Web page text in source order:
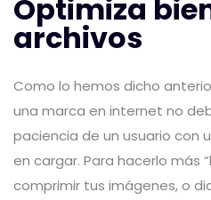
Optimiza
archivos
Como lo hemos dicho
una marca en internet no
paciencia de un usuario con
en cargar. Para hacerlo más
comprimir tus imágenes, o